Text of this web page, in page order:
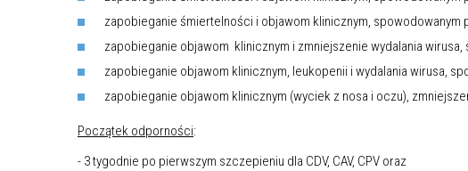
zapobieganie śmiertelności i objawom klinicznym, spowodowanym
zapobieganie objawom klinicznym i zmniejszenie wydalania
zapobieganie objawom klinicznym, leukopenii i wydalania wirusa,
zapobieganie objawom klinicznym (wyciek z nosa i oczu),
Początek odporności:
- 3 tygodnie po pierwszym szczepieniu dla CDV, CAV, CPV oraz